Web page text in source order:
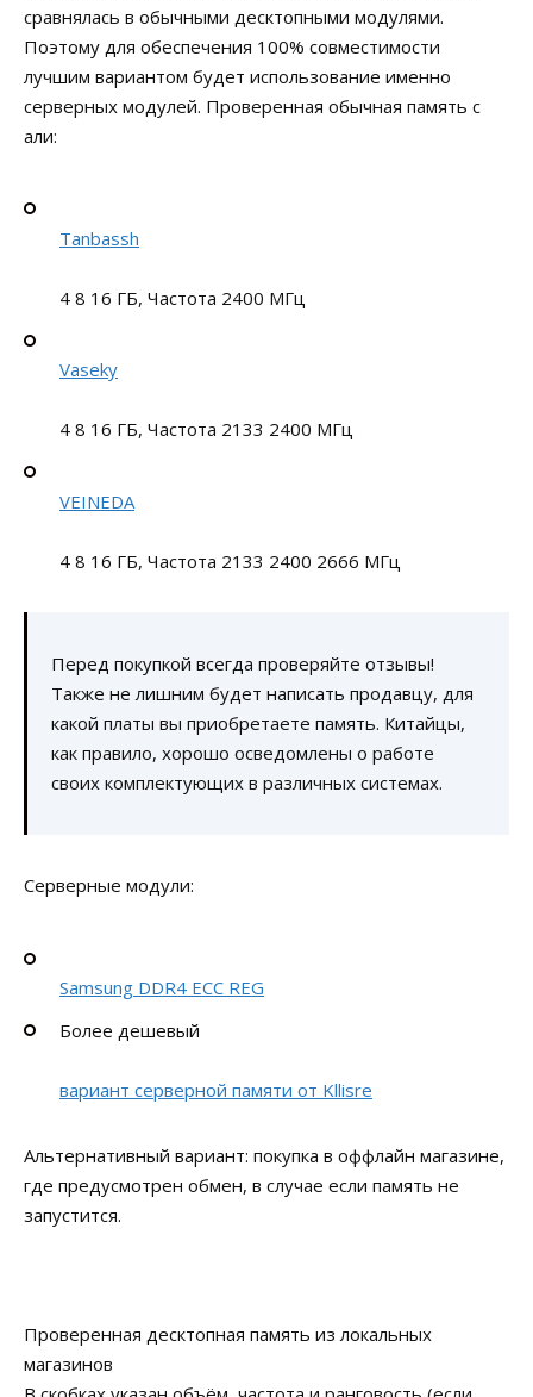
сравнялась в обычными десктопными модулями.
Поэтому для обеспечения 100% совместимости
лучшим вариантом будет использование именно
серверных модулей. Проверенная обычная память с
али:
Tanbassh
4 8 16 ГБ, Частота 2400 МГц
Vaseky
4 8 16 ГБ, Частота 2133 2400 МГц
VEINEDA
4 8 16 ГБ, Частота 2133 2400 2666 МГц
Перед покупкой всегда проверяйте отзывы!
Также не лишним будет написать продавцу, для
какой платы вы приобретаете память. Китайцы,
как правило, хорошо осведомлены о работе
своих комплектующих в различных системах.
Серверные модули:
Samsung DDR4 ECC REG
Более дешевый
вариант серверной памяти от Kllisre
Альтернативный вариант: покупка в оффлайн магазине,
где предусмотрен обмен, в случае если память не
запустится.
Проверенная десктопная память из локальных
магазинов